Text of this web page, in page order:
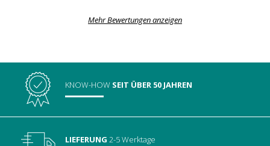
Mehr Bewertungen anzeigen
KNOW-HOW SEIT ÜBER 50 JAHREN
LIEFERUNG 2-5 Werktage